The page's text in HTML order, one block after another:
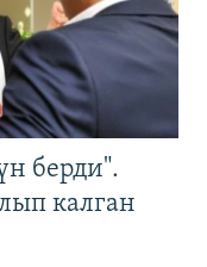
берди".
калган